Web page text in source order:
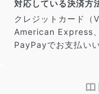
対応している決済方
クレジットカード（
American Express
PayPayでお支払い